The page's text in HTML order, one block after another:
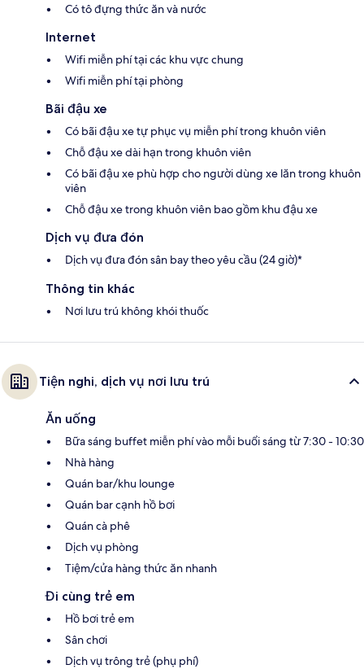
Có tô đựng thức ăn và nước
Internet
Wifi miễn phí tại các khu vực chung
Wifi miễn phí tại phòng
Bãi đậu xe
Có bãi đậu xe tự phục vụ miễn phí trong khuôn viên
Chỗ đậu xe dài hạn trong khuôn viên
Có bãi đậu xe phù hợp cho người dùng xe lăn trong khuôn
viên
Chỗ đậu xe trong khuôn viên bao gồm khu đậu xe
Dịch vụ đưa đón
Dịch vụ đưa đón sân bay theo yêu cầu (24 giờ)*
Thông tin khác
Nơi lưu trú không khói thuốc
Tiện nghi, dịch vụ nơi lưu trú
Ăn uống
Bữa sáng buffet miễn phí vào mỗi buổi sáng từ 7:30 - 10:30
Nhà hàng
Quán bar/khu lounge
Quán bar cạnh hồ bơi
Quán cà phê
Dịch vụ phòng
Tiệm/cửa hàng thức ăn nhanh
Đi cùng trẻ em
Hồ bơi trẻ em
Sân chơi
Dịch vụ trông trẻ (phụ phí)